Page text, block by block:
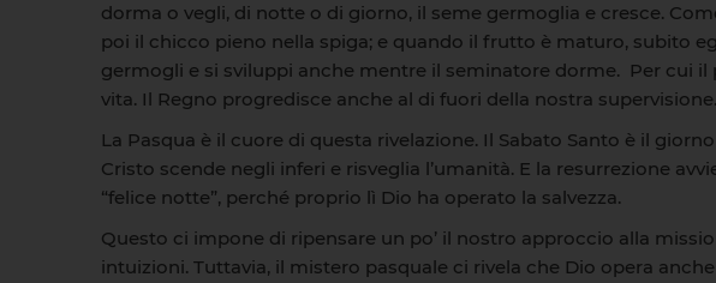
dorma o vegli, di notte o di giorno, il seme germoglia e cresce.
poi il chicco pieno nella spiga; e quando il frutto è maturo, subito
germogli e si sviluppi anche mentre il seminatore dorme. Per cui
vita. Il Regno progredisce anche al di fuori della nostra supervisione.
La Pasqua è il cuore di questa rivelazione. Il Sabato Santo è il
Cristo scende negli inferi e risveglia l’umanità. E la resurrezione
“felice notte”, perché proprio lì Dio ha operato la salvezza.
Questo ci impone di ripensare un po’ il nostro approccio alla
intuizioni. Tuttavia, il mistero pasquale ci rivela che Dio opera